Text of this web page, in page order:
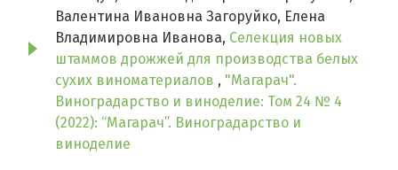
Валентина Ивановна Загоруйко, Елена
Владимировна Иванова, Селекция новых
штаммов дрожжей для производства белых
сухих виноматериалов , "Магарач".
Виноградарство и виноделие: Том 24 № 4
(2022): “Магарач”. Виноградарство и
виноделие